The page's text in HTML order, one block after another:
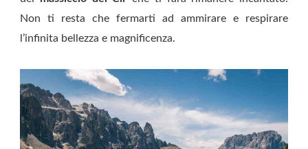
Non ti resta che fermarti ad ammirare e respirare
l’infinita bellezza e magnificenza.